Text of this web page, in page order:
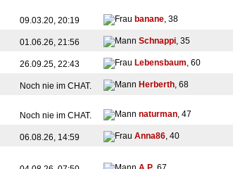
09.03.20, 20:19 banane, 38
01.06.26, 21:56 Schnappi, 35
26.09.25, 22:43 Lebensbaum, 60
Noch nie im CHAT. Herberth, 68
Noch nie im CHAT. naturman, 47
06.08.26, 14:59 Anna86, 40